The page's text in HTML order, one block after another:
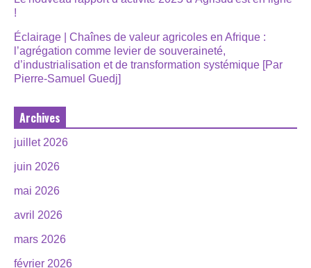
!
Éclairage | Chaînes de valeur agricoles en Afrique :
l’agrégation comme levier de souveraineté,
d’industrialisation et de transformation systémique [Par
Pierre-Samuel Guedj]
Archives
juillet 2026
juin 2026
mai 2026
avril 2026
mars 2026
février 2026